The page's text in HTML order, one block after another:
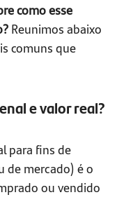
como esse
Reunimos abaixo
comuns que
e valor real?
para fins de
de mercado) é o
ou vendido